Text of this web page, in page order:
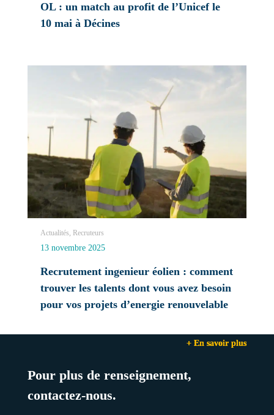
+ En savoir plus
OL : un match au profit de l’Unicef le
10 mai à Décines
+ En savoir plus
Actualités, Recruteurs
13 novembre 2025
Recrutement ingenieur éolien : comment
trouver les talents dont vous avez besoin
pour vos projets d’energie renouvelable
+ En savoir plus
Pour plus de renseignement,
contactez-nous.